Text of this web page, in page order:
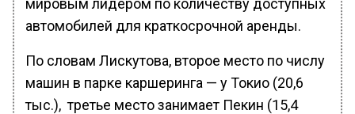
мировым лидером по количеству доступных
автомобилей для краткосрочной аренды.
По словам Лискутова, второе место по числу
машин в парке каршеринга — у Токио (20,6
тыс.), третье место занимает Пекин (15,4